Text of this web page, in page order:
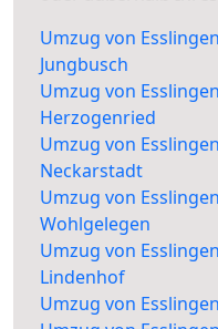
Umzug von
Jungbusch
Umzug von
Herzogenried
Umzug von
Neckarstadt
Umzug von
Wohlgelegen
Umzug von
Lindenhof
Umzug von